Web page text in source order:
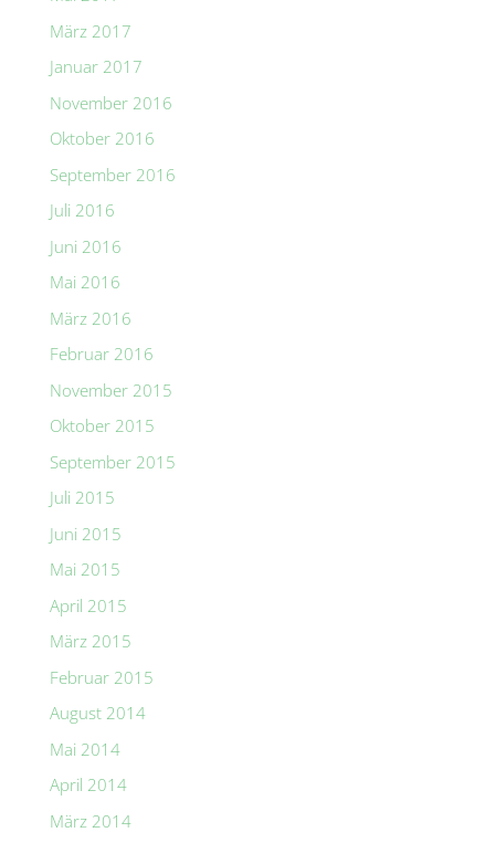
März 2017
Januar 2017
November 2016
Oktober 2016
September 2016
Juli 2016
Juni 2016
Mai 2016
März 2016
Februar 2016
November 2015
Oktober 2015
September 2015
Juli 2015
Juni 2015
Mai 2015
April 2015
März 2015
Februar 2015
August 2014
Mai 2014
April 2014
März 2014